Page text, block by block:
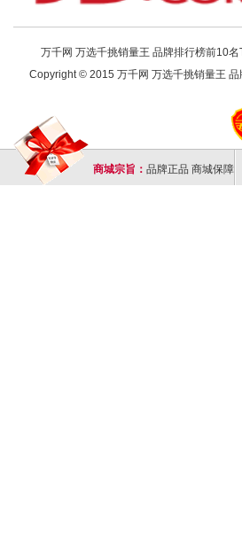
万千网 万选千挑销量王 品牌排行榜前10
Copyright © 2015 万千网 万选千挑销量王
商城宗旨： 品牌正品 商城保障